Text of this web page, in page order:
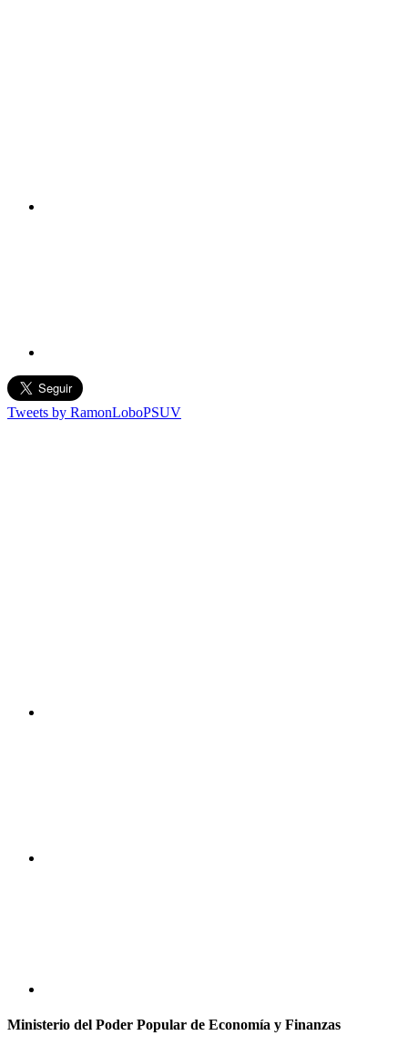
Tweets by RamonLoboPSUV
Ministerio del Poder Popular de Economía y Finanzas